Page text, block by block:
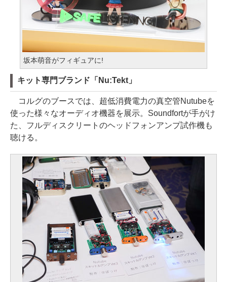
坂本萌音がフィギュアに!
キット専門ブランド「Nu:Tekt」
コルグのブースでは、超低消費電力の真空管Nutubeを
使った様々なオーディオ機器を展示。Soundfortが手がけ
た、フルディスクリートのヘッドフォンアンプ試作機も
聴ける。